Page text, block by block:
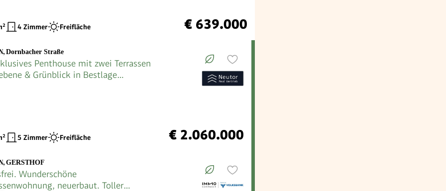
4 Zimmer Freifläche € 639.000
, Dornbacher Straße
Penthouse mit zwei Terrassen
& Grünblick in Bestlage
5 Zimmer Freifläche € 2.060.000
, GERSTHOF
Wunderschöne
neuerbaut. Toller